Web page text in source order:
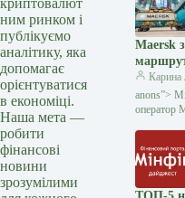
ним ринком і
публікуємо
аналітику, яка
допомагає
орієнтуватися
в економіці.
Наша мета —
робити
фінансові
новини
зрозумілими
Maersk
Мінфін
Карина
anons”>
оператор
та
Рішення